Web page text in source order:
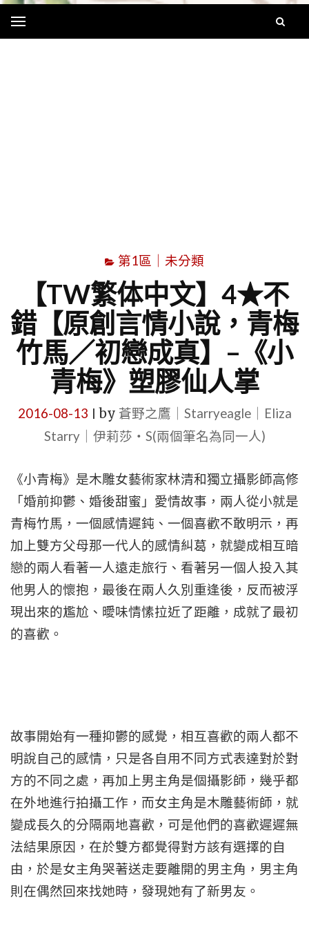
第1區｜未分類
【TW繁体中文】4★不
錯【原創言情小說，青梅
竹馬／初戀成真】–《小
青梅》塑膠仙人掌
2016-08-13 by 蒼野之鷹｜Starryeagle｜Eliza
Starry｜伊莉莎・S(兩個筆名為同一人)
《小青梅》是木雕女藝術家林清和獨立攝影師高修
「婚前抑鬱、婚後甜蜜」愛情故事，兩人從小就是
青梅竹馬，一個感情遲鈍、一個喜歡不敢明示，再
加上雙方父母那一代人的感情糾葛，就變成相互暗
戀的兩人看著一人遠走旅行、看著另一個人投入其
他男人的懷抱，最後在兩人久別重逢後，反而被浮
現出來的尷尬、曖味情愫拉近了距離，成就了最初
的喜歡。
故事開始有一種抑鬱的感覺，相互喜歡的兩人都不
明說自己的感情，只是各自用不同方式表達對於對
方的不同之處，再加上男主角是個攝影師，幾乎都
在外地進行拍攝工作，而女主角是木雕藝術師，就
變成長久的分隔兩地喜歡，可是他們的喜歡遲遲無
法結果原因，在於雙方都覺得對方該有選擇的自
由，於是女主角哭著送走要離開的男主角，男主角
則在偶然回來找她時，發現她有了新男友。